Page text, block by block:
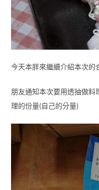
今天本胖來繼續介紹本次的
朋友通知本次要用透抽做料
理的份量(自己的分量)